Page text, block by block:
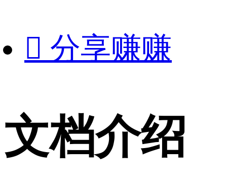
 分享赚赚
文档介绍